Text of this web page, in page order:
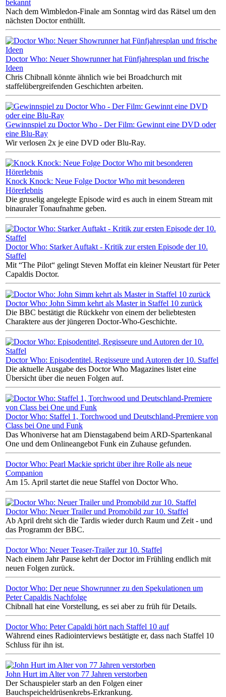
bekannt
Nach dem Wimbledon-Finale am Sonntag wird das Rätsel um den
nächsten Doctor enthüllt.
Doctor Who: Neuer Showrunner hat Fünfjahresplan und frische
Ideen
Chris Chibnall könnte ähnlich wie bei Broadchurch mit
staffelübergreifenden Geschichten arbeiten.
Gewinnspiel zu Doctor Who - Der Film: Gewinnt eine DVD oder
eine Blu-Ray
Wir verlosen 2x je eine DVD oder Blu-Ray.
Knock Knock: Neue Folge Doctor Who mit besonderen
Hörerlebnis
Die gruselig angelegte Episode wird es auch in einem Stream mit
binauraler Tonaufnahme geben.
Doctor Who: Starker Auftakt - Kritik zur ersten Episode der 10.
Staffel
Mit “The Pilot“ gelingt Steven Moffat ein kleiner Neustart für Peter
Capaldis Doctor.
Doctor Who: John Simm kehrt als Master in Staffel 10 zurück
Die BBC bestätigt die Rückkehr von einem der beliebtesten
Charaktere aus der jüngeren Doctor-Who-Geschichte.
Doctor Who: Episodentitel, Regisseure und Autoren der 10. Staffel
Die aktuelle Ausgabe des Doctor Who Magazines listet eine
Übersicht über die neuen Folgen auf.
Doctor Who: Staffel 1, Torchwood und Deutschland-Premiere von
Class bei One und Funk
Das Whoniverse hat am Dienstagabend beim ARD-Spartenkanal
One und dem Onlineangebot Funk ein Zuhause gefunden.
Doctor Who: Pearl Mackie spricht über ihre Rolle als neue
Companion
Am 15. April startet die neue Staffel von Doctor Who.
Doctor Who: Neuer Trailer und Promobild zur 10. Staffel
Ab April dreht sich die Tardis wieder durch Raum und Zeit - und
das Programm der BBC.
Doctor Who: Neuer Teaser-Trailer zur 10. Staffel
Nach einem Jahr Pause kehrt der Doctor im Frühling endlich mit
neuen Folgen zurück.
Doctor Who: Der neue Showrunner zu den Spekulationen um
Peter Capaldis Nachfolge
Chibnall hat eine Vorstellung, es sei aber zu früh für Details.
Doctor Who: Peter Capaldi hört nach Staffel 10 auf
Während eines Radiointerviews bestätigte er, dass nach Staffel 10
Schluss für ihn ist.
John Hurt im Alter von 77 Jahren verstorben
Der Schauspieler starb an den Folgen einer
Bauchspeicheldrüsenkrebs-Erkrankung.